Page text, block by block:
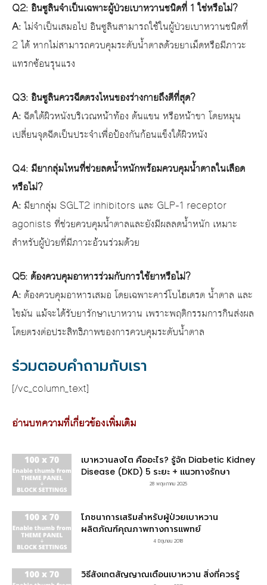
Q2: อินซูลินจำเป็นเฉพาะผู้ป่วยเบาหวานชนิดที่ 1 ใช่หรือไม่?
A:ไม่จำเป็นเสมอไป อินซูลินสามารถใช้ในผู้ป่วยเบาหวานชนิดที่
2 ได้ หากไม่สามารถควบคุมระดับน้ำตาลด้วยยาเม็ดหรือมีภาวะ
แทรกซ้อนรุนแรง
Q3: อินซูลินควรฉีดตรงไหนของร่างกายถึงดีที่สุด?
A:ฉีดใต้ผิวหนังบริเวณหน้าท้อง ต้นแขน หรือหน้าขา โดยหมุน
เปลี่ยนจุดฉีดเป็นประจำเพื่อป้องกันก้อนแข็งใต้ผิวหนัง
Q4: มียากลุ่มไหนที่ช่วยลดน้ำหนักพร้อมควบคุมน้ำตาลในเลือด
หรือไม่?
A: มียากลุ่ม SGLT2 inhibitors และ GLP-1 receptor
agonists ที่ช่วยควบคุมน้ำตาลและยังมีผลลดน้ำหนัก เหมาะ
สำหรับผู้ป่วยที่มีภาวะอ้วนร่วมด้วย
Q5: ต้องควบคุมอาหารร่วมกับการใช้ยาหรือไม่?
A: ต้องควบคุมอาหารเสมอ โดยเฉพาะคาร์โบไฮเดรต น้ำตาล และ
ไขมัน แม้จะได้รับยารักษาเบาหวาน เพราะพฤติกรรมการกินส่งผล
โดยตรงต่อประสิทธิภาพของการควบคุมระดับน้ำตาล
ร่วมตอบคำถามกับเรา
[/vc_column_text]
อ่านบทความที่เกี่ยวข้องเพิ่มเติม
เบาหวานลงไต คืออะไร? รู้จัก Diabetic Kidney
Disease (DKD) 5 ระยะ + แนวทางรักษา
28 พฤษภาคม 2025
โภชนาการเสริมสำหรับผู้ป่วยเบาหวาน
ผลิตภัณฑ์คุณภาพทางการแพทย์
4 มิถุนายน 2018
วิธีสังเกตสัญญาณเตือนเบาหวาน สิ่งที่ควรรู้